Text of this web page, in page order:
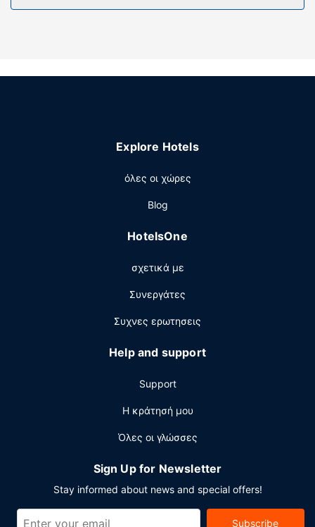
Explore Hotels
όλες οι χώρες
Blog
HotelsOne
σχετικά με
Συνεργάτες
Συχνες ερωτησεις
Help and support
Support
Η κράτησή μου
Όλες οι γλώσσες
Sign Up for Newsletter
Stay informed about news and special offers!
Subscribe